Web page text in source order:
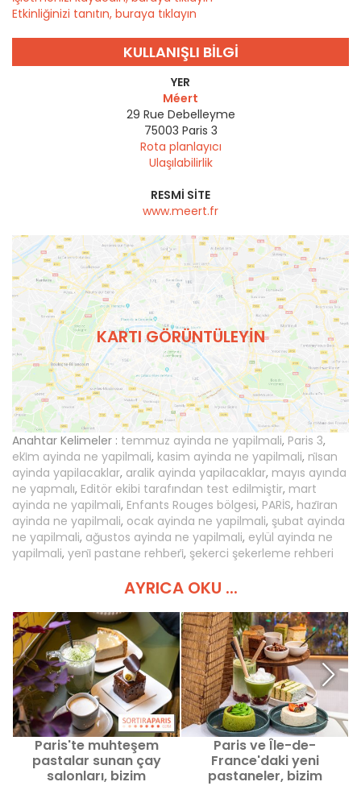
Etkinliğinizi tanıtın, buraya tıklayın
KULLANIŞLI BILGI
YER
Méert
29 Rue Debelleyme
75003 Paris 3
Rota planlayıcı
Ulaşılabilirlik
RESMI SITE
www.meert.fr
KARTI GÖRÜNTÜLEYIN
Anahtar Kelimeler : temmuz ayinda ne yapilmali, Paris 3,
eki̇m ayinda ne yapilmali, kasim ayinda ne yapilmali, ni̇san
ayinda yapilacaklar, aralik ayinda yapilacaklar, mayıs ayında
ne yapmalı, Editör ekibi tarafından test edilmiştir, mart
ayinda ne yapilmali, Enfants Rouges bölgesi, PARİS, hazi̇ran
ayinda ne yapilmali, ocak ayinda ne yapilmali, şubat ayinda
ne yapilmali, ağustos ayinda ne yapilmali, eylül ayinda ne
yapilmali, yeni̇ pastane rehberi̇, şekerci şekerleme rehberi
AYRICA OKU ...
Paris'te muhteşem
pastalar sunan çay
salonları, bizim
Paris ve Île-de-
France'daki yeni
pastaneler, bizim